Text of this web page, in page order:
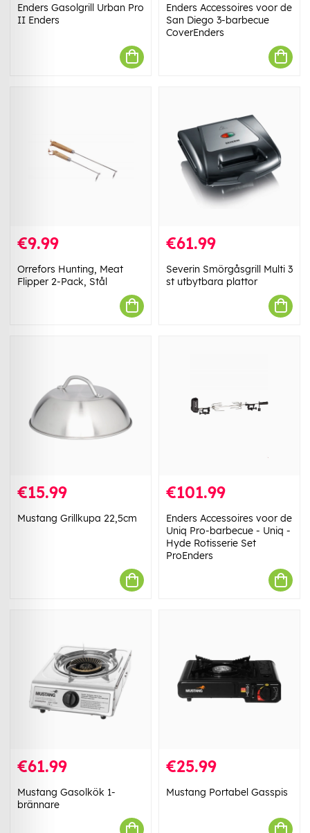
Enders Gasolgrill Urban Pro
II Enders
Enders Accessoires voor de
San Diego 3-barbecue
CoverEnders
€9.99
Orrefors Hunting, Meat
Flipper 2-Pack, Stål
€61.99
Severin Smörgåsgrill Multi 3
st utbytbara plattor
€15.99
Mustang Grillkupa 22,5cm
€101.99
Enders Accessoires voor de
Uniq Pro-barbecue - Uniq -
Hyde Rotisserie Set
ProEnders
€61.99
Mustang Gasolkök 1-
brännare
€25.99
Mustang Portabel Gasspis